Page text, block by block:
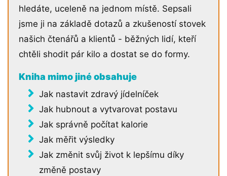
hledáte, uceleně na jednom místě. Sepsali
jsme ji na základě dotazů a zkušeností stovek
našich čtenářů a klientů - běžných lidí, kteří
chtěli shodit pár kilo a dostat se do formy.
Kniha mimo jiné obsahuje
Jak nastavit zdravý jídelníček
Jak hubnout a vytvarovat postavu
Jak správně počítat kalorie
Jak měřit výsledky
Jak změnit svůj život k lepšímu díky
změně postavy